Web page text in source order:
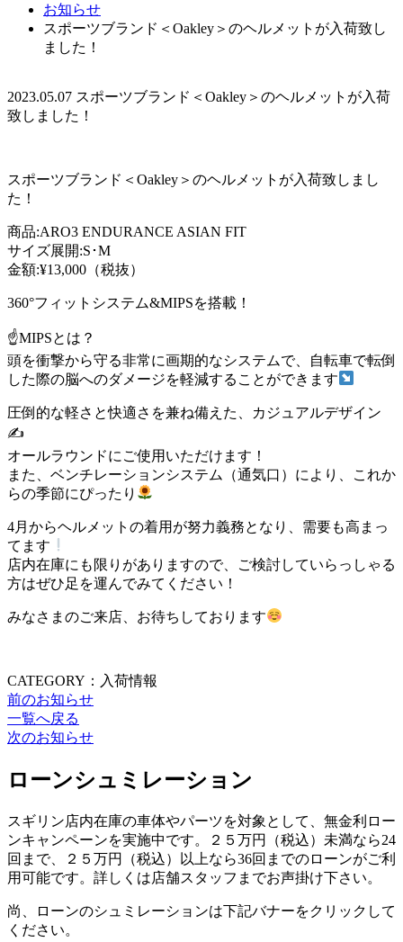
お知らせ
スポーツブランド＜Oakley＞のヘルメットが入荷致し
ました！
2023.05.07 スポーツブランド＜Oakley＞のヘルメットが入荷
致しました！
スポーツブランド＜Oakley＞のヘルメットが入荷致しまし
た！
商品:ARO3 ENDURANCE ASIAN FIT
サイズ展開:S･M
金額:¥13,000（税抜）
360°フィットシステム&MIPSを搭載！
☝️MIPSとは？
頭を衝撃から守る非常に画期的なシステムで、自転車で転倒
した際の脳へのダメージを軽減することができます
圧倒的な軽さと快適さを兼ね備えた、カジュアルデザイン
✍️
オールラウンドにご使用いただけます！
また、ベンチレーションシステム（通気口）により、これか
らの季節にぴったり
4月からヘルメットの着用が努力義務となり、需要も高まっ
てます
店内在庫にも限りがありますので、ご検討していらっしゃる
方はぜひ足を運んでみてください！
みなさまのご来店、お待ちしております
CATEGORY：入荷情報
前のお知らせ
一覧へ戻る
次のお知らせ
ローンシュミレーション
スギリン店内在庫の車体やパーツを対象として、無金利ロー
ンキャンペーンを実施中です。２５万円（税込）未満なら24
回まで、２５万円（税込）以上なら36回までのローンがご利
用可能です。詳しくは店舗スタッフまでお声掛け下さい。
尚、ローンのシュミレーションは下記バナーをクリックして
ください。